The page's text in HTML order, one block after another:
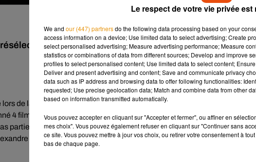
pour représenter la France lors de la
de la prochaine cérémonie des Oscars, en mars 2023 ? Le Centre
4 films. Si « Un p’tit truc en plus », plus gros succès français de l’année,
partie de la liste, on y retrouve l’autre grand succès de 2024, « Le
Dumas, par Alexandre de La Patellière et Matthieu Delaporte, a
Le respect de votre vie privée
We and our (447) partnersdo the following data processing based on your
access information on a device; Use limited data to select advertising; Create
select personalised advertising; Measure advertising performance; Measure
statistics or combinations of data from different sources; Develop and improve
profiles to select personalised content; Use limited data to select content;
Deliver and present advertising and content; Save and communicate privacy
data such as IP address and browsing data to offer following functionalities:
requested; Use precise geolocation data; Match and combine data from other
based on information transmitted automatically.
Vous pouvez accepter en cliquant sur "Accepter et fermer", ou affiner en
mes choix". Vous pouvez également refuser en cliquant sur "Continuer sans
ce site. Vous pouvez mettre à jour vos choix, ou retirer votre consentement à
bas de chaque page.